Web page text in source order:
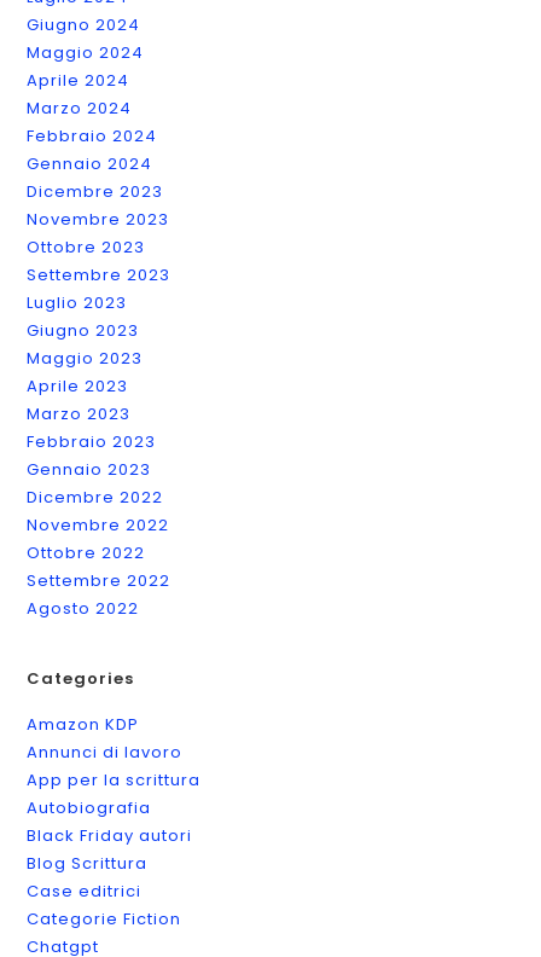
Giugno 2024
Maggio 2024
Aprile 2024
Marzo 2024
Febbraio 2024
Gennaio 2024
Dicembre 2023
Novembre 2023
Ottobre 2023
Settembre 2023
Luglio 2023
Giugno 2023
Maggio 2023
Aprile 2023
Marzo 2023
Febbraio 2023
Gennaio 2023
Dicembre 2022
Novembre 2022
Ottobre 2022
Settembre 2022
Agosto 2022
Categories
Amazon KDP
Annunci di lavoro
App per la scrittura
Autobiografia
Black Friday autori
Blog Scrittura
Case editrici
Categorie Fiction
Chatgpt